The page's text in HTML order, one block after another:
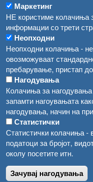
Маркетинг
НЕ користиме колачиња
информации со трети
Неопходни
Неопходни колачиња -
овозможуваат
пребарување, пристап
Нагодувања
Колачиња за
запамти нагоувањата
нагодувања, начин на
Статистички
Статистички колачиња -
податоци за бројот,
околу посетите итн.
Зачувај нагодувања
Во Гостивар спроведени 70 вонредни контроли
Забраната за водата во Гостивар останува на сила, операторите да користат само технички безбедна вода
Огласи